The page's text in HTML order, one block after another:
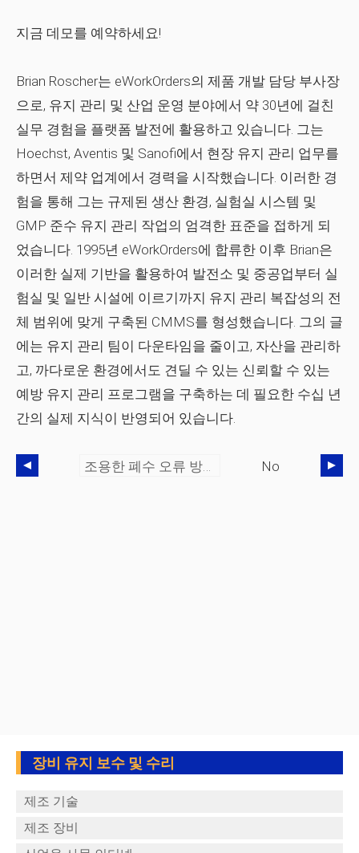
지금 데모를 예약하세요!
Brian Roscher는 eWorkOrders의 제품 개발 담당 부사장
으로, 유지 관리 및 산업 운영 분야에서 약 30년에 걸친
실무 경험을 플랫폼 발전에 활용하고 있습니다. 그는
Hoechst, Aventis 및 Sanofi에서 현장 유지 관리 업무를
하면서 제약 업계에서 경력을 시작했습니다. 이러한 경
험을 통해 그는 규제된 생산 환경, 실험실 시스템 및
GMP 준수 유지 관리 작업의 엄격한 표준을 접하게 되
었습니다. 1995년 eWorkOrders에 합류한 이후 Brian은
이러한 실제 기반을 활용하여 발전소 및 중공업부터 실
험실 및 일반 시설에 이르기까지 유지 관리 복잡성의 전
체 범위에 맞게 구축된 CMMS를 형성했습니다. 그의 글
에는 유지 관리 팀이 다운타임을 줄이고, 자산을 관리하
고, 까다로운 환경에서도 견딜 수 있는 신뢰할 수 있는
예방 유지 관리 프로그램을 구축하는 데 필요한 수십 년
간의 실제 지식이 반영되어 있습니다.
조용한 폐수 오류 방지:기업 자산 관리 소프트웨어가 비용이 많이 드는 혼란을 멈추는 방법 No
장비 유지 보수 및 수리
제조 기술
제조 장비